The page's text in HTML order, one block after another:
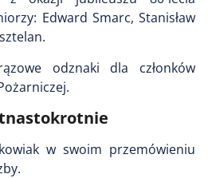
Edward Smarc, Stanisław
odznaki dla członków
w swoim przemówieniu